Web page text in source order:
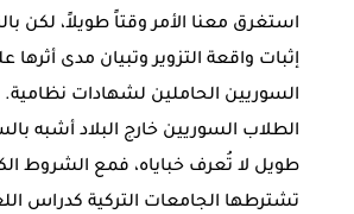
استغرق معنا الأمر وقتاً طويلاً، لكن
إثبات واقعة التزوير وتبيان مدى أثرها
السوريين الحاملين لشهادات
الطلاب السوريين خارج البلاد أشبه
طويل لا تُعرف خباياه، فمع الشروط
تشترطها الجامعات التركية كدراس